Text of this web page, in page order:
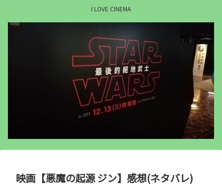
I LOVE CINEMA
映画【悪魔の起源 ジン】感想(ネタバレ)